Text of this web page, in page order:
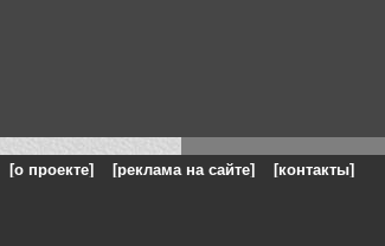
[о проекте] [реклама на сайте] [контакты]